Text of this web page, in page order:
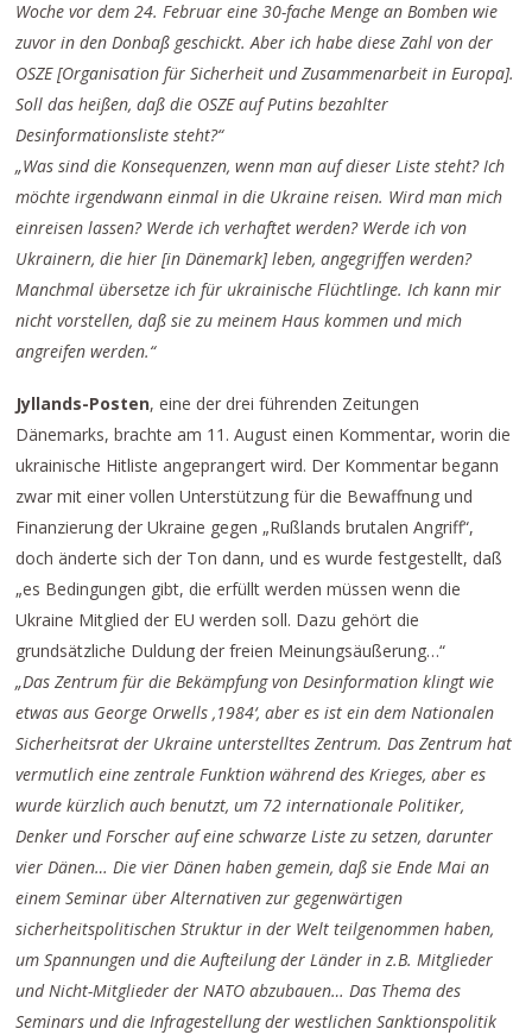
Woche vor dem 24. Februar eine 30-fache Menge an Bomben wie
zuvor in den Donbaß geschickt. Aber ich habe diese Zahl von der
OSZE [Organisation für Sicherheit und Zusammenarbeit in Europa].
Soll das heißen, daß die OSZE auf Putins bezahlter
Desinformationsliste steht?“
„Was sind die Konsequenzen, wenn man auf dieser Liste steht? Ich
möchte irgendwann einmal in die Ukraine reisen. Wird man mich
einreisen lassen? Werde ich verhaftet werden? Werde ich von
Ukrainern, die hier [in Dänemark] leben, angegriffen werden?
Manchmal übersetze ich für ukrainische Flüchtlinge. Ich kann mir
nicht vorstellen, daß sie zu meinem Haus kommen und mich
angreifen werden.“
Jyllands-Posten, eine der drei führenden Zeitungen
Dänemarks, brachte am 11. August einen Kommentar, worin die
ukrainische Hitliste angeprangert wird. Der Kommentar begann
zwar mit einer vollen Unterstützung für die Bewaffnung und
Finanzierung der Ukraine gegen „Rußlands brutalen Angriff“,
doch änderte sich der Ton dann, und es wurde festgestellt, daß
„es Bedingungen gibt, die erfüllt werden müssen wenn die
Ukraine Mitglied der EU werden soll. Dazu gehört die
grundsätzliche Duldung der freien Meinungsäußerung…“
„Das Zentrum für die Bekämpfung von Desinformation klingt wie
etwas aus George Orwells ‚1984‘, aber es ist ein dem Nationalen
Sicherheitsrat der Ukraine unterstelltes Zentrum. Das Zentrum hat
vermutlich eine zentrale Funktion während des Krieges, aber es
wurde kürzlich auch benutzt, um 72 internationale Politiker,
Denker und Forscher auf eine schwarze Liste zu setzen, darunter
vier Dänen… Die vier Dänen haben gemein, daß sie Ende Mai an
einem Seminar über Alternativen zur gegenwärtigen
sicherheitspolitischen Struktur in der Welt teilgenommen haben,
um Spannungen und die Aufteilung der Länder in z.B. Mitglieder
und Nicht-Mitglieder der NATO abzubauen… Das Thema des
Seminars und die Infragestellung der westlichen Sanktionspolitik